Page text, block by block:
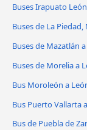
Buses Irapuato
Buses de La
Buses de Mazatlán
Buses de Morelia a
Bus Moroleón a
Bus Puerto Vallarta
Bus de Puebla de